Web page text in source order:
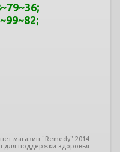
~36;
~82;
магазин "Remedy" 2014
для поддержки здоровья